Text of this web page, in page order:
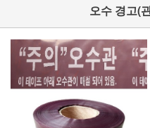
오수 경고(